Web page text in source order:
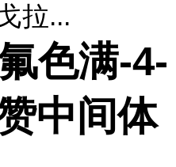
拉...
色满-4-
中间体